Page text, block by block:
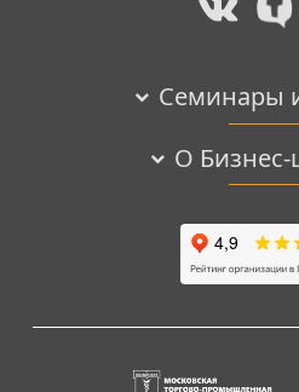
Семинары
О